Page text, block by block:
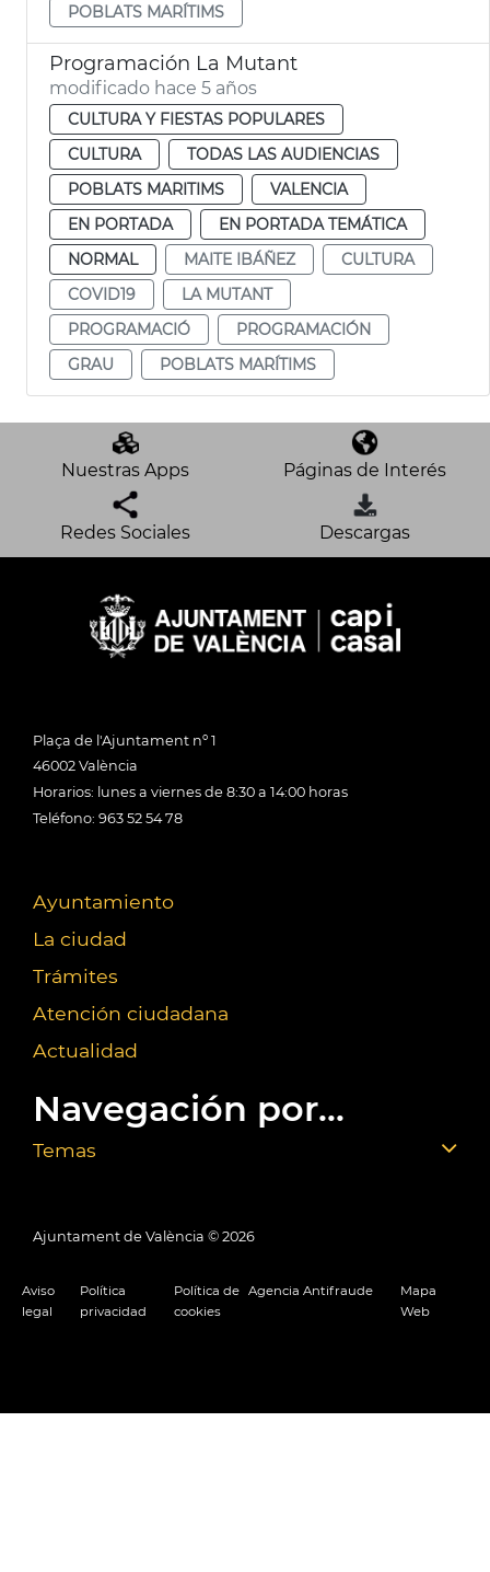
POBLATS MARÍTIMS
Programación La Mutant
modificado hace 5 años
CULTURA Y FIESTAS POPULARES
CULTURA
TODAS LAS AUDIENCIAS
POBLATS MARITIMS
VALENCIA
EN PORTADA
EN PORTADA TEMÁTICA
NORMAL
MAITE IBÁÑEZ
CULTURA
COVID19
LA MUTANT
PROGRAMACIÓ
PROGRAMACIÓN
GRAU
POBLATS MARÍTIMS
Nuestras Apps Páginas de Interés
Redes Sociales Descargas
Plaça de l'Ajuntament nº 1
46002 València
Horarios: lunes a viernes de 8:30 a 14:00 horas
Teléfono: 963 52 54 78
Ayuntamiento
La ciudad
Trámites
Atención ciudadana
Actualidad
Navegación por...
Temas
Ajuntament de València © 2026
Aviso
legal
Política
privacidad
Política de
cookies
Agencia Antifraude
Mapa
Web